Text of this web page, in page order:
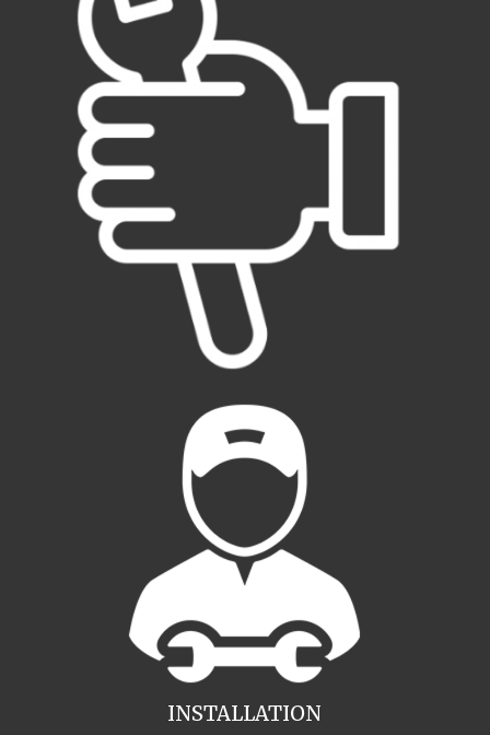
INSTALLATION